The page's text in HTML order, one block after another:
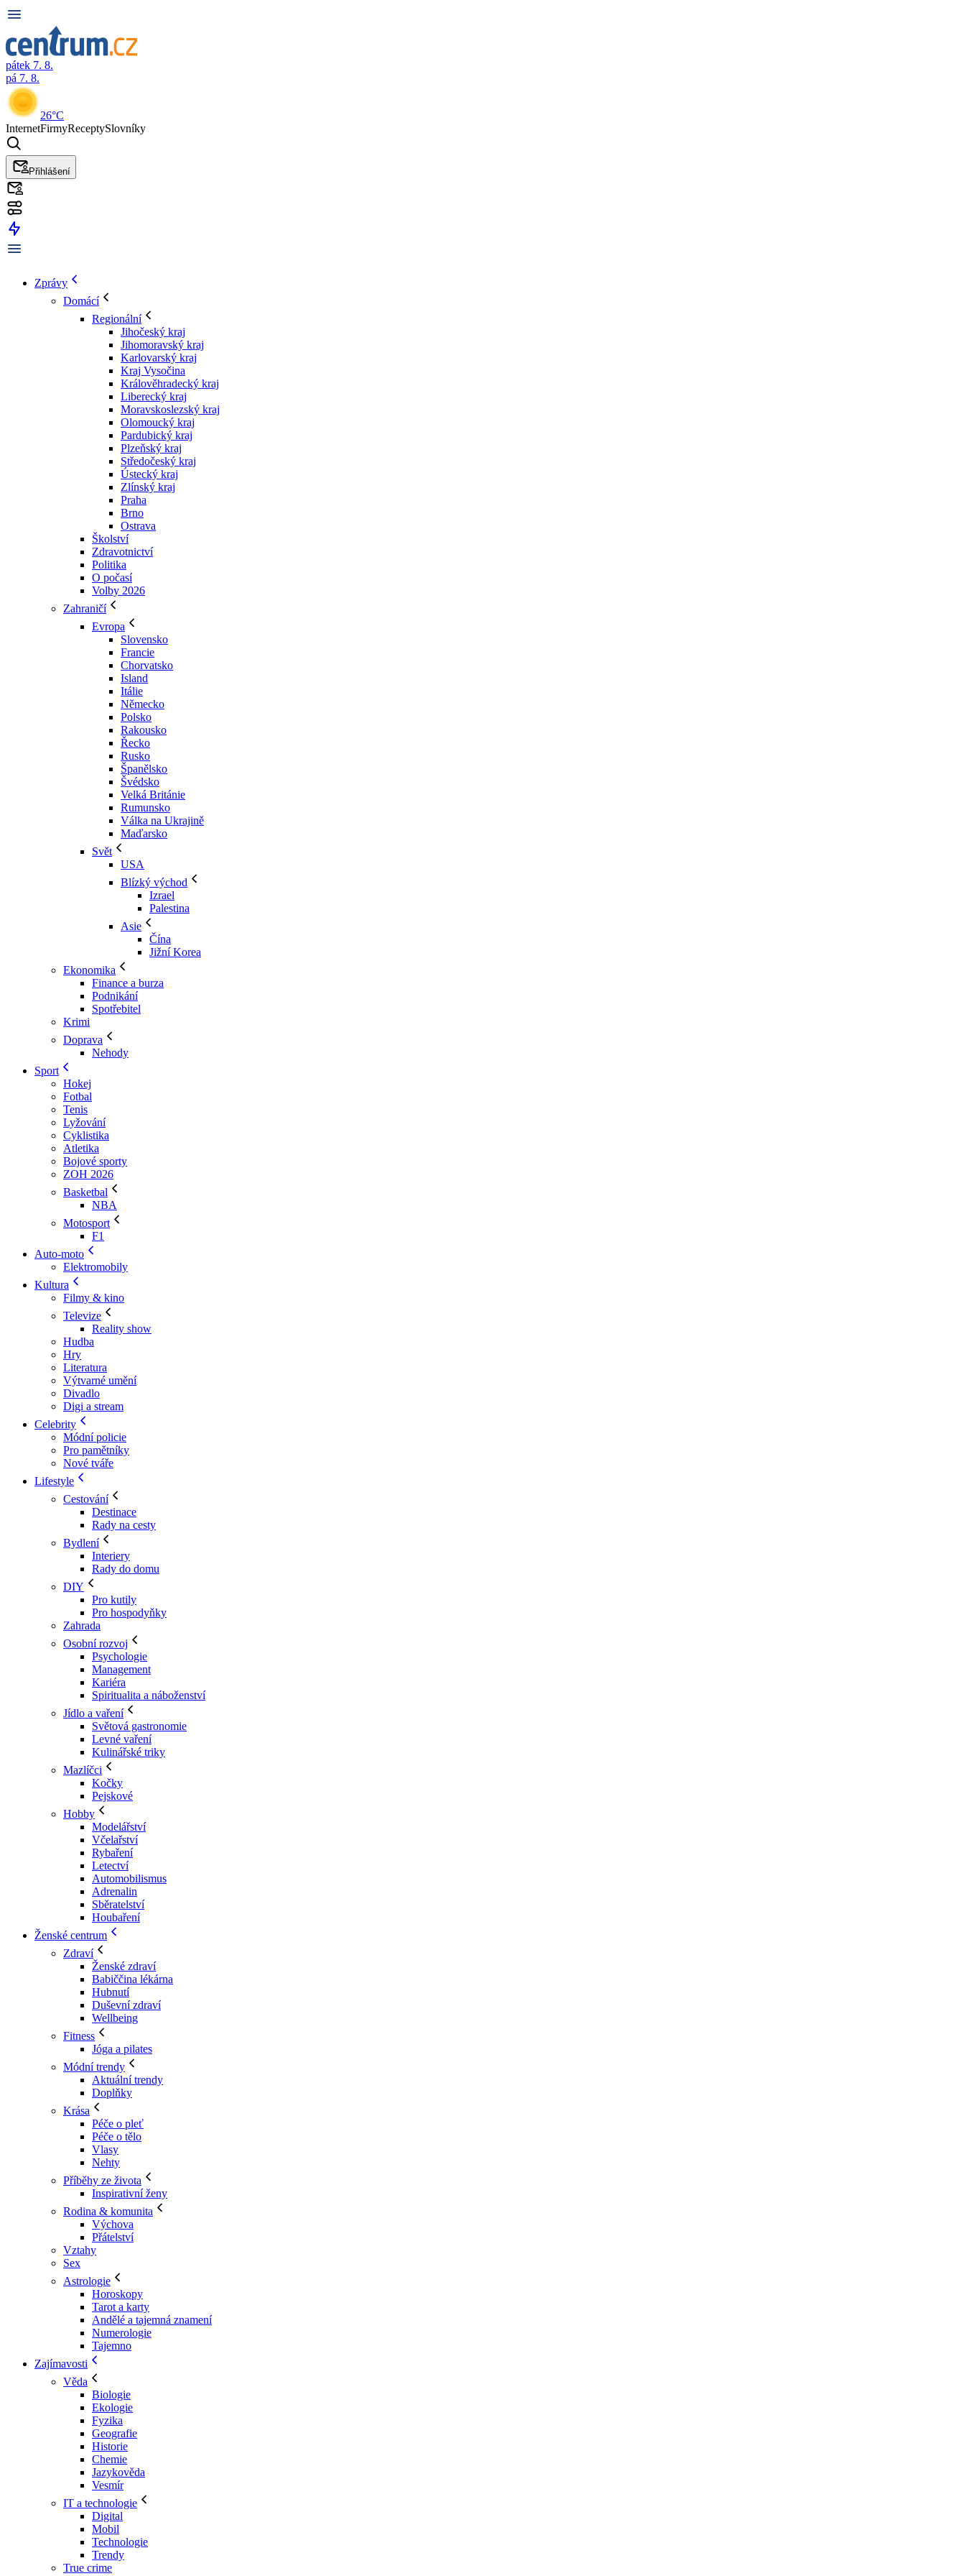
pátek 7. 8.
pá 7. 8.
26°C
InternetFirmyReceptySlovníky
Přihlášení
Zprávy
Domácí
Regionální
Jihočeský kraj
Jihomoravský kraj
Karlovarský kraj
Kraj Vysočina
Králověhradecký kraj
Liberecký kraj
Moravskoslezský kraj
Olomoucký kraj
Pardubický kraj
Plzeňský kraj
Středočeský kraj
Ústecký kraj
Zlínský kraj
Praha
Brno
Ostrava
Školství
Zdravotnictví
Politika
O počasí
Volby 2026
Zahraničí
Evropa
Slovensko
Francie
Chorvatsko
Island
Itálie
Německo
Polsko
Rakousko
Řecko
Rusko
Španělsko
Švédsko
Velká Británie
Rumunsko
Válka na Ukrajině
Maďarsko
Svět
USA
Blízký východ
Izrael
Palestina
Asie
Čína
Jižní Korea
Ekonomika
Finance a burza
Podnikání
Spotřebitel
Krimi
Doprava
Nehody
Sport
Hokej
Fotbal
Tenis
Lyžování
Cyklistika
Atletika
Bojové sporty
ZOH 2026
Basketbal
NBA
Motosport
F1
Auto-moto
Elektromobily
Kultura
Filmy & kino
Televize
Reality show
Hudba
Hry
Literatura
Výtvarné umění
Divadlo
Digi a stream
Celebrity
Módní policie
Pro pamětníky
Nové tváře
Lifestyle
Cestování
Destinace
Rady na cesty
Bydlení
Interiery
Rady do domu
DIY
Pro kutily
Pro hospodyňky
Zahrada
Osobní rozvoj
Psychologie
Management
Kariéra
Spiritualita a náboženství
Jídlo a vaření
Světová gastronomie
Levné vaření
Kulinářské triky
Mazlíčci
Kočky
Pejskové
Hobby
Modelářství
Včelařství
Rybaření
Letectví
Automobilismus
Adrenalin
Sběratelství
Houbaření
Ženské centrum
Zdraví
Ženské zdraví
Babiččina lékárna
Hubnutí
Duševní zdraví
Wellbeing
Fitness
Jóga a pilates
Módní trendy
Aktuální trendy
Doplňky
Krása
Péče o pleť
Péče o tělo
Vlasy
Nehty
Příběhy ze života
Inspirativní ženy
Rodina & komunita
Výchova
Přátelství
Vztahy
Sex
Astrologie
Horoskopy
Tarot a karty
Andělé a tajemná znamení
Numerologie
Tajemno
Zajímavosti
Věda
Biologie
Ekologie
Fyzika
Geografie
Historie
Chemie
Jazykověda
Vesmír
IT a technologie
Digital
Mobil
Technologie
Trendy
True crime